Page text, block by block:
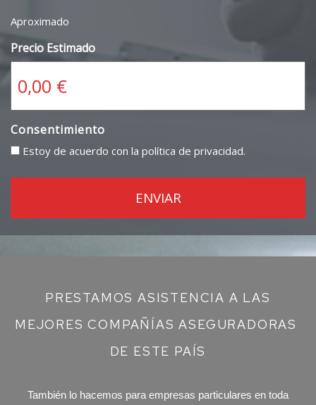
Aproximado
Precio Estimado
Consentimiento
Estoy de acuerdo con la política de privacidad.
PRESTAMOS ASISTENCIA A LAS
MEJORES COMPAÑÍAS ASEGURADORAS
DE ESTE PAÍS
También lo hacemos para empresas particulares en toda